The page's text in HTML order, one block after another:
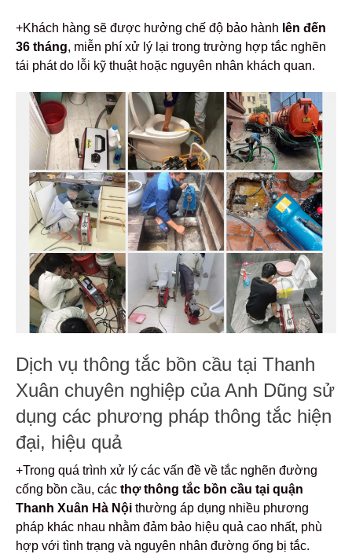
+Khách hàng sẽ được hưởng chế độ bảo hành lên đến
36 tháng, miễn phí xử lý lại trong trường hợp tắc nghẽn
tái phát do lỗi kỹ thuật hoặc nguyên nhân khách quan.
Dịch vụ thông tắc bồn cầu tại Thanh
Xuân chuyên nghiệp của Anh Dũng sử
dụng các phương pháp thông tắc hiện
đại, hiệu quả
+Trong quá trình xử lý các vấn đề về tắc nghẽn đường
cống bồn cầu, các thợ thông tắc bồn cầu tại quận
Thanh Xuân Hà Nội thường áp dụng nhiều phương
pháp khác nhau nhằm đảm bảo hiệu quả cao nhất, phù
hợp với tình trạng và nguyên nhân đường ống bị tắc.